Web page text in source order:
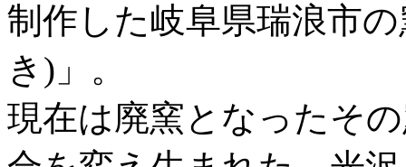
制作した岐阜県瑞浪市
き)」。
現在は廃窯となったそ